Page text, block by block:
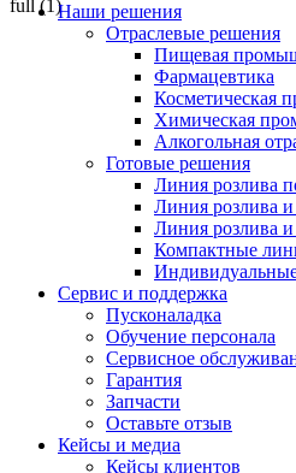
Наши решения
Отраслевые решения
Пищевая
Фармацевтика
Косметическая
Химическая
Алкогольная
Готовые решения
Линия розлива
Линия розлива
Линия розлива
Компактные
Сервис и поддержка
Пусконаладка
Обучение персонала
Сервисное
Гарантия
Запчасти
Оставьте отзыв
Кейсы и медиа
Кейсы клиентов